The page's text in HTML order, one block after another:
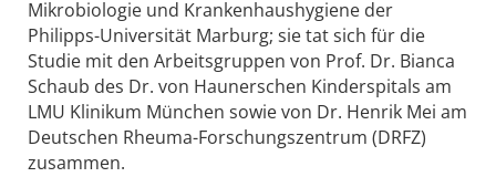
Mikrobiologie und Krankenhaushygiene der
Philipps-Universität Marburg; sie tat sich für die
Studie mit den Arbeitsgruppen von Prof. Dr. Bianca
Schaub des Dr. von Haunerschen Kinderspitals am
LMU Klinikum München sowie von Dr. Henrik Mei am
Deutschen Rheuma-Forschungszentrum (DRFZ)
zusammen.